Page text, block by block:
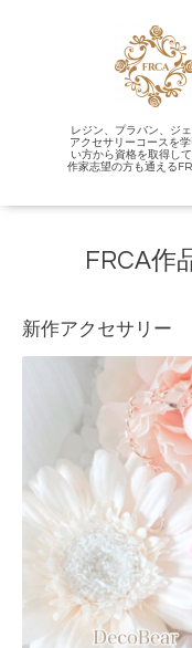
レジン、プラバン、ジ
アクセサリーコースを
い方から資格を取得し
作家志望の方も通える
FRCA作
新作アクセサリー